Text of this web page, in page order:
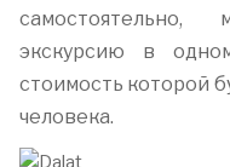
экскурсию в
стоимость которой
человека.